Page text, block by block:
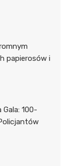
papierosów i
100-